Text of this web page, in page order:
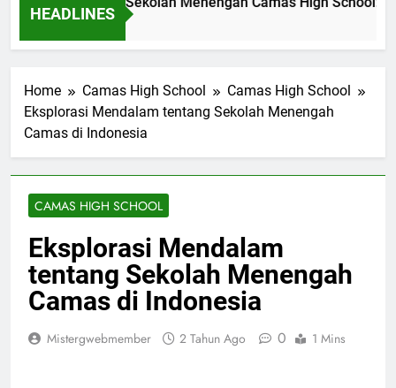
HEADLINES
Home Camas High School
Camas High School
Eksplorasi Mendalam tentang Sekolah Menengah
Camas di Indonesia
CAMAS HIGH SCHOOL
Eksplorasi Mendalam
tentang Sekolah Menengah
Camas di Indonesia
Mistergwebmember 2 Tahun Ago 0 1 Mins